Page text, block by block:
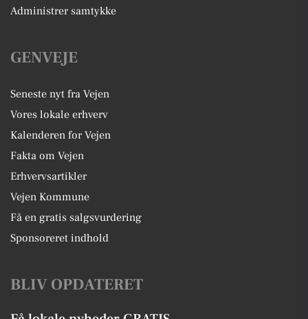
Administrer samtykke
GENVEJE
Seneste nyt fra Vejen
Vores lokale erhverv
Kalenderen for Vejen
Fakta om Vejen
Erhvervsartikler
Vejen Kommune
Få en gratis salgsvurdering
Sponsoreret indhold
BLIV OPDATERET